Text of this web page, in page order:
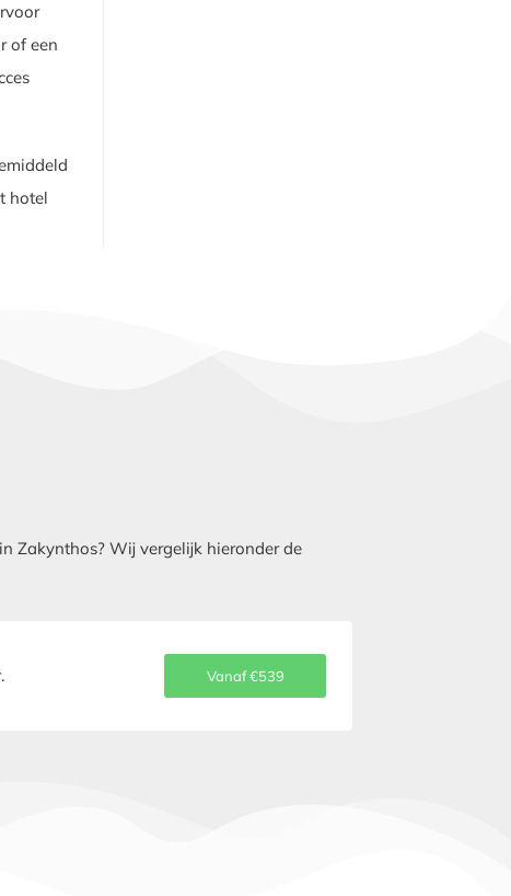
of een
hotel
Zakynthos? Wij vergelijk hieronder de
Vanaf €539